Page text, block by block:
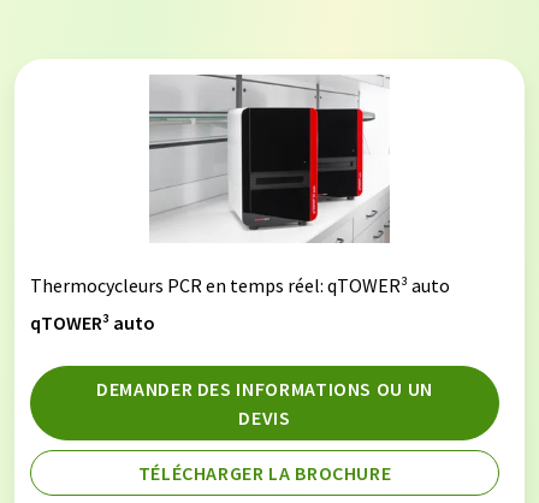
Thermocycleurs PCR en temps réel: qTOWER³ auto
qTOWER³ auto
DEMANDER DES INFORMATIONS OU UN
DEVIS
TÉLÉCHARGER LA BROCHURE